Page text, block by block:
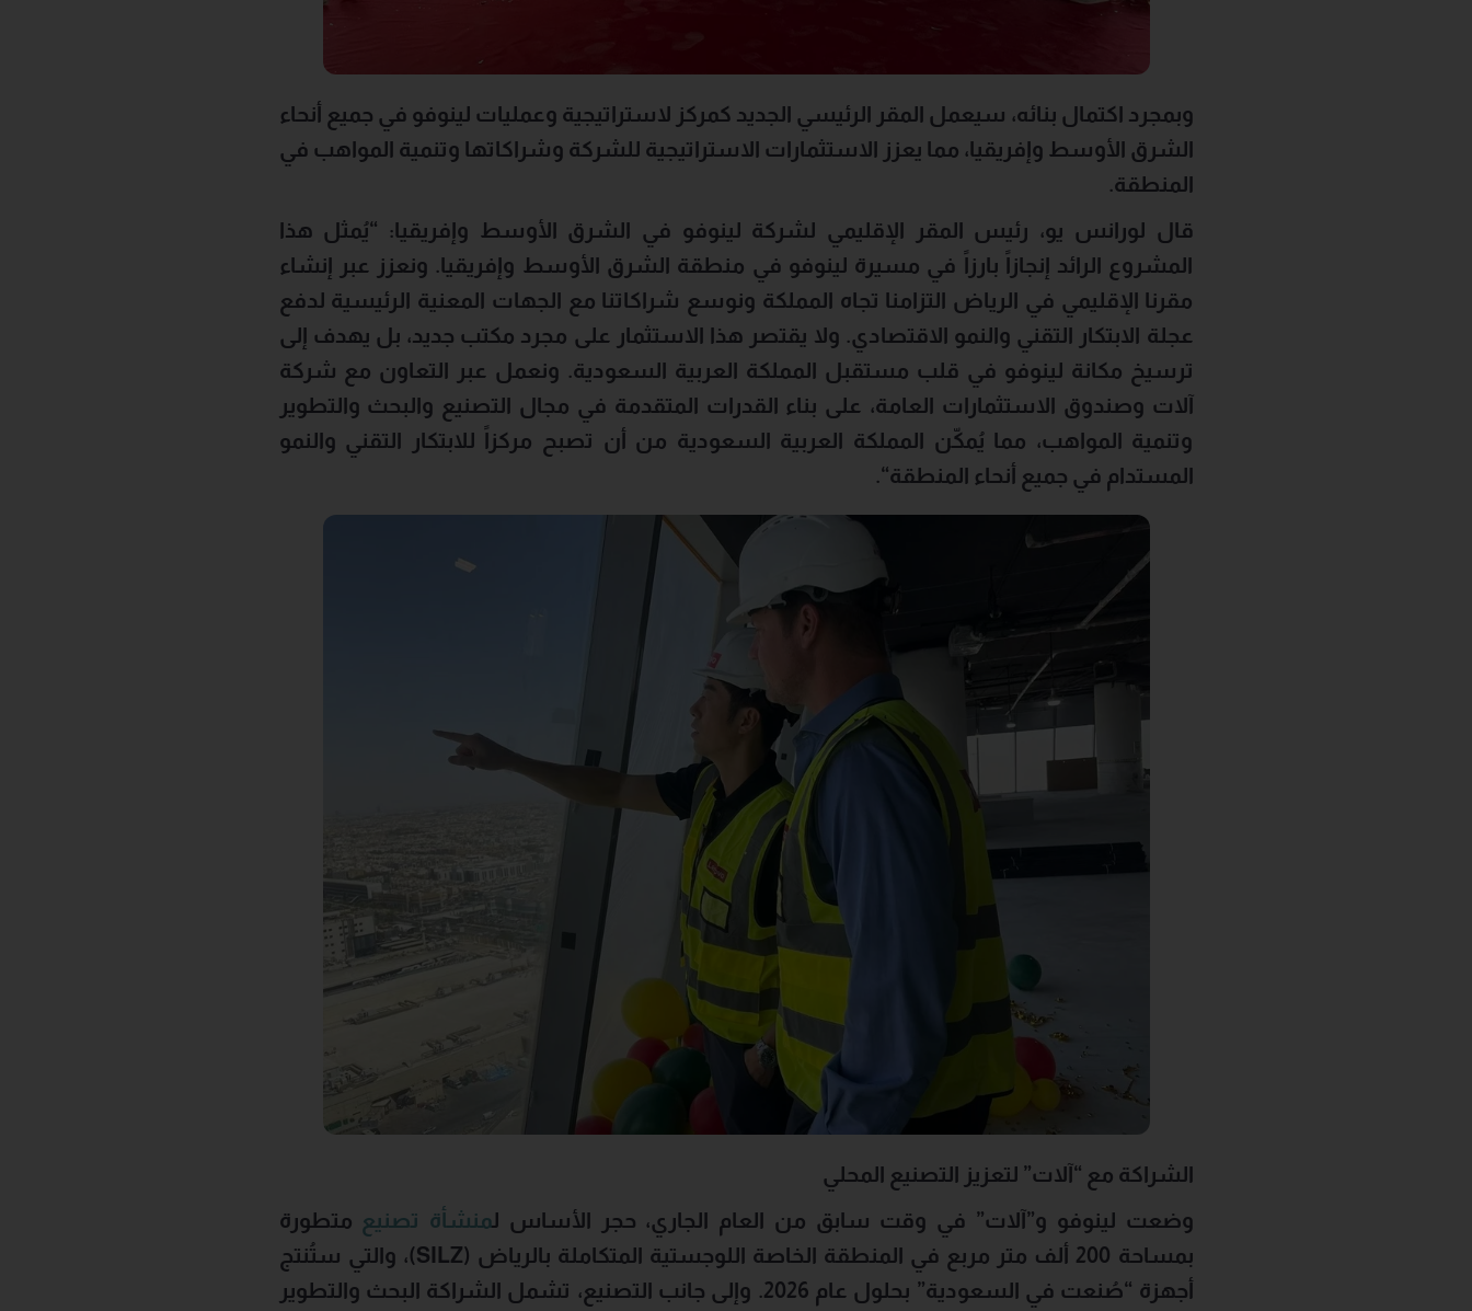
وبمجرد اكتمال بنائه، سيعمل المقر الرئيسي الجديد كمركز لاستراتيجية وعمليات لينوفو في جميع أنحاء
الشرق الأوسط وإفريقيا، مما يعزز الاستثمارات الاستراتيجية للشركة وشراكاتها وتنمية المواهب في
المنطقة.
قال لورانس يو، رئيس المقر الإقليمي لشركة لينوفو في الشرق الأوسط وإفريقيا: “يُمثل هذا
المشروع الرائد إنجازاً بارزاً في مسيرة لينوفو في منطقة الشرق الأوسط وإفريقيا. ونعزز عبر إنشاء
مقرنا الإقليمي في الرياض التزامنا تجاه المملكة ونوسع شراكاتنا مع الجهات المعنية الرئيسية لدفع
عجلة الابتكار التقني والنمو الاقتصادي. ولا يقتصر هذا الاستثمار على مجرد مكتب جديد، بل يهدف إلى
ترسيخ مكانة لينوفو في قلب مستقبل المملكة العربية السعودية. ونعمل عبر التعاون مع شركة
آلات وصندوق الاستثمارات العامة، على بناء القدرات المتقدمة في مجال التصنيع والبحث والتطوير
وتنمية المواهب، مما يُمكّن المملكة العربية السعودية من أن تصبح مركزاً للابتكار التقني والنمو
المستدام في جميع أنحاء المنطقة“.
الشراكة مع “آلات” لتعزيز التصنيع المحلي
وضعت لينوفو و”آلات” في وقت سابق من العام الجاري، حجر الأساس لمنشأة تصنيع متطورة
بمساحة 200 ألف متر مربع في المنطقة الخاصة اللوجستية المتكاملة بالرياض
(SILZ)
، والتي ستُنتج
أجهزة “صُنعت في السعودية” بحلول عام 2026. وإلى جانب التصنيع، تشمل الشراكة البحث والتطوير